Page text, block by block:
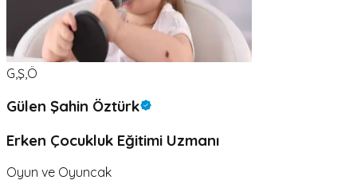
G,Ş,Ö
Gülen Şahin Öztürk
Erken Çocukluk Eğitimi Uzmanı
Oyun ve Oyuncak